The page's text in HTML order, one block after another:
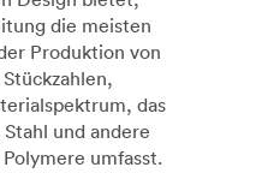
die meisten
Produktion von
das
und andere
umfasst.